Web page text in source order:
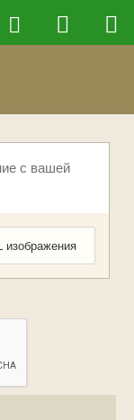
с вашей
изображения